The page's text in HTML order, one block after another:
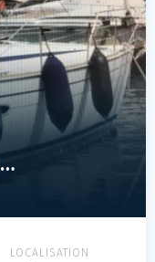
BAVARIA YACHTS BAVARIA 46 CRUISER
LOCALISATION